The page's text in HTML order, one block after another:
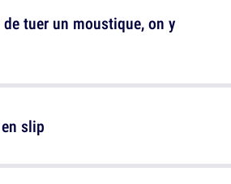
slip
tuer un moustique, on y